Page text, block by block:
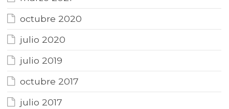
octubre 2020
julio 2020
julio 2019
octubre 2017
julio 2017